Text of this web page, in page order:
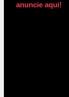
anuncie aqui!